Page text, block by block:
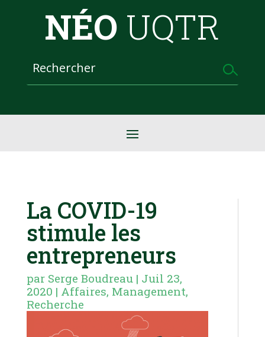
NÉO UQTR
La COVID-19
stimule les
entrepreneurs
par Serge Boudreau| Juil 23,
2020 | Affaires, Management,
Recherche